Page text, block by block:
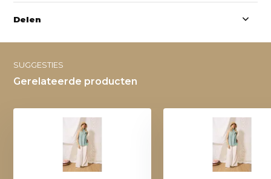
Delen
SUGGESTIES
Gerelateerde producten